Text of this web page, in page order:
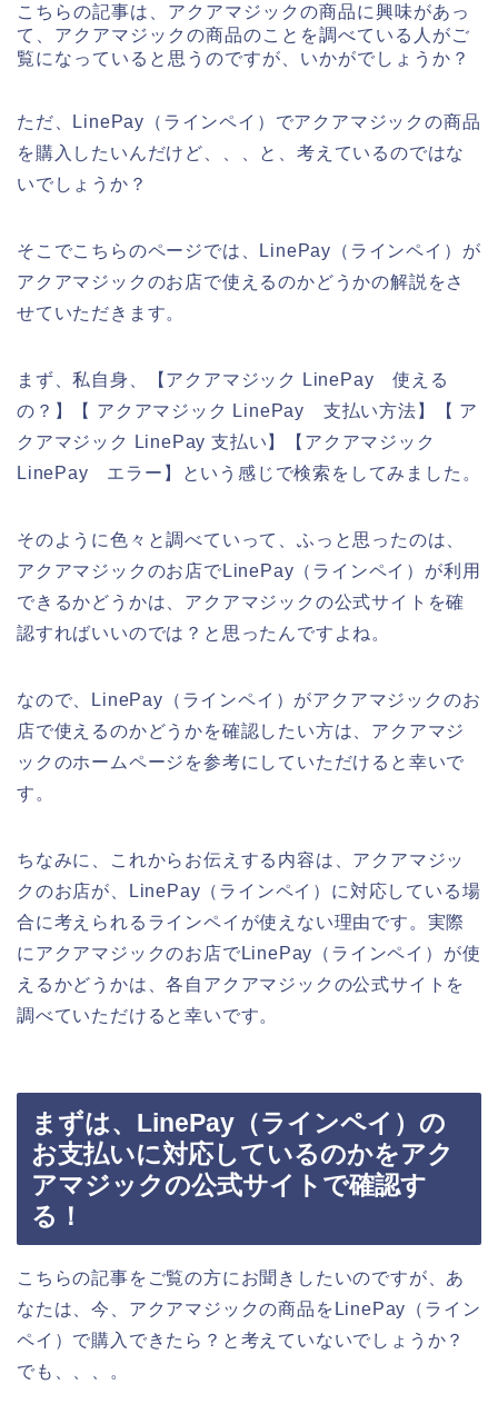
こちらの記事は、アクアマジックの商品に興味があっ
て、アクアマジックの商品のことを調べている人がご
覧になっていると思うのですが、いかがでしょうか？
ただ、LinePay（ラインペイ）でアクアマジックの商品
を購入したいんだけど、、、と、考えているのではな
いでしょうか？
そこでこちらのページでは、LinePay（ラインペイ）が
アクアマジックのお店で使えるのかどうかの解説をさ
せていただきます。
まず、私自身、【アクアマジック LinePay 使える
の？】【 アクアマジック LinePay 支払い方法】【 ア
クアマジック LinePay 支払い】【アクアマジック
LinePay エラー】という感じで検索をしてみました。
そのように色々と調べていって、ふっと思ったのは、
アクアマジックのお店でLinePay（ラインペイ）が利用
できるかどうかは、アクアマジックの公式サイトを確
認すればいいのでは？と思ったんですよね。
なので、LinePay（ラインペイ）がアクアマジックのお
店で使えるのかどうかを確認したい方は、アクアマジ
ックのホームページを参考にしていただけると幸いで
す。
ちなみに、これからお伝えする内容は、アクアマジッ
クのお店が、LinePay（ラインペイ）に対応している場
合に考えられるラインペイが使えない理由です。実際
にアクアマジックのお店でLinePay（ラインペイ）が使
えるかどうかは、各自アクアマジックの公式サイトを
調べていただけると幸いです。
まずは、LinePay（ラインペイ）の
お支払いに対応しているのかをアク
アマジックの公式サイトで確認す
る！
こちらの記事をご覧の方にお聞きしたいのですが、あ
なたは、今、アクアマジックの商品をLinePay（ライン
ペイ）で購入できたら？と考えていないでしょうか？
でも、、、。